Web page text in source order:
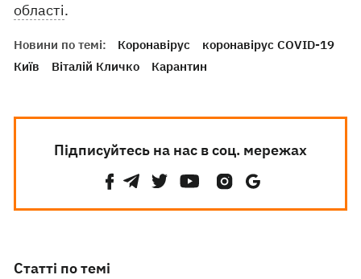
області.
Новини по темі: Коронавірус
коронавірус COVID-19
Київ
Віталій Кличко Карантин
Підписуйтесь на нас в соц. мережах
Статті по темі